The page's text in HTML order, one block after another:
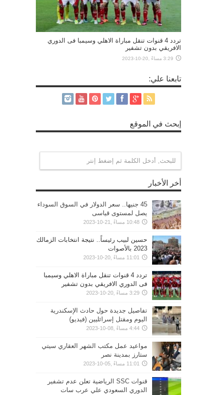
تردد 4 قنوات تنقل مباراة الاهلي وسيمبا فى الدوري
الافريقي بدون تشفير
3:29 مساءً ,20-10-2023
تابعنا علي:
إبحث في الموقع
أخر الأخبار
45 جنيها.. سعر الدولار في السوق السوداء
يصل لمستوى قياسى
10:48 مساءً ,21-10-2023
حسين لبيب رئيساً.. نتيجة انتخابات الزمالك
2023 بالأصوات
11:01 مساءً ,20-10-2023
تردد 4 قنوات تنقل مباراة الاهلي وسيمبا
فى الدوري الافريقي بدون تشفير
3:29 مساءً ,20-10-2023
تفاصيل جديدة حول حادث الإسكندرية
اليوم ومقتل إسرائليين (فيديو)
4:44 مساءً ,08-10-2023
مواعيد عمل مكتب الشهر العقاري سيتي
ستارز بمدينة نصر
11:01 مساءً ,05-10-2023
قنوات SSC الرياضية تعلن عدم تشفير
الدوري السعودي علي عرب سات